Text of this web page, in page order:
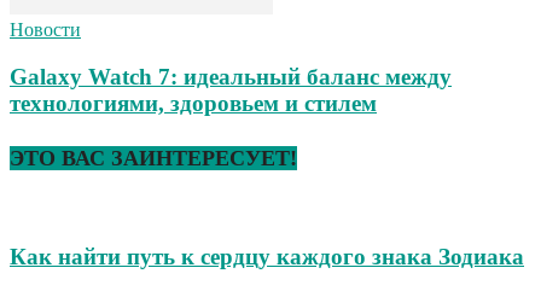
Новости
Galaxy Watch 7: идеальный баланс между
технологиями, здоровьем и стилем
ЭТО ВАС ЗАИНТЕРЕСУЕТ!
Как найти путь к сердцу каждого знака Зодиака